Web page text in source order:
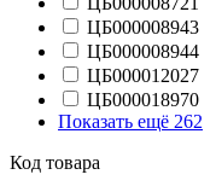
ЦБ000008943
ЦБ000008944
ЦБ000012027
ЦБ000018970
Показать ещё 262
Код товара